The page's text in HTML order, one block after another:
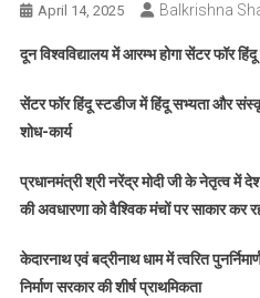
April 14, 2025 Balkrishna
दून विश्वविद्यालय में आरम्भ होगा सेंटर फॉर
सेंटर फॉर हिंदू स्टडीज में हिंदू सभ्यता और
शोध-कार्य
प्रधानमंत्री श्री नरेंद्र मोदी जी के नेतृत्व में
की अवधारणा को वैश्विक मंचों पर साकार कर
केदारनाथ एवं बद्रीनाथ धाम में त्वरित
निर्माण सरकार की शीर्ष प्राथमिकता